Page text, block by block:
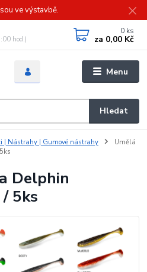
ve výstavbě.
Menu
Hledat
hod.)
0 ks
za 0,00 Kč
| Nástrahy | Gumové nástrahy
Umělá
Delphin
5ks